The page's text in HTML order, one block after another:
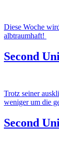
Diese Woche
albtraumhaft!
Second
Trotz seiner
weniger um die
Second